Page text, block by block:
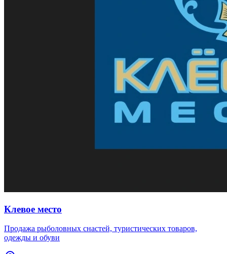
Клевое место
Продажа рыболовных снастей, туристических товаров,
одежды и обуви